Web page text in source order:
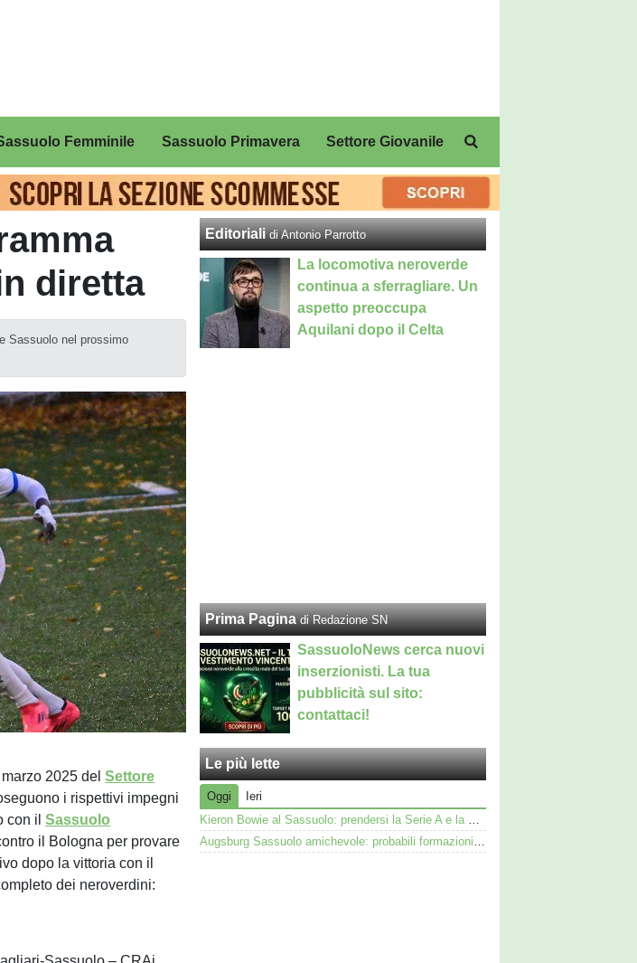
Femminile Sassuolo Primavera Settore Giovanile
diretta
Sassuolo nel prossimo
marzo 2025 delSettore
i rispettivi impegni
con ilSassuolo
il Bologna per provare
dopo la vittoria con il
dei neroverdini:
Editoriali di Antonio Parrotto
La locomotiva neroverde
continua a sferragliare. Un
aspetto preoccupa
Aquilani dopo il Celta
Prima Pagina di Redazione SN
SassuoloNews cerca nuovi
inserzionisti. La tua
pubblicità sul sito:
contattaci!
Le più lette
Oggi
Ieri
Kieron Bowie al Sassuolo: prendersi la Serie A e la Scozia. Lui o Pinamonti: chi sarà titolare
Augsburg Sassuolo amichevole: probabili formazioni e dove vederla in tv e streaming